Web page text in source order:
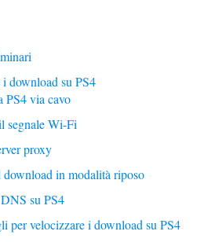
download su PS4
PS4 via cavo
segnale Wi-Fi
proxy
in modalità riposo
su PS4
per velocizzare i download su PS4